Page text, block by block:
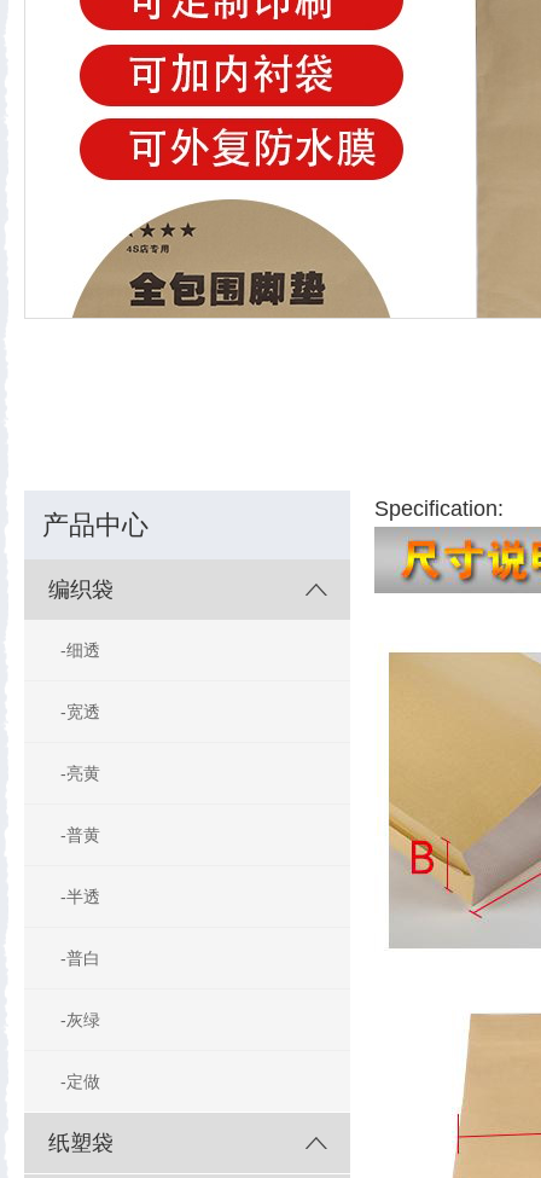
产品中心
编织袋
-细透
-宽透
-亮黄
-普黄
-半透
-普白
-灰绿
-定做
纸塑袋
Specification: